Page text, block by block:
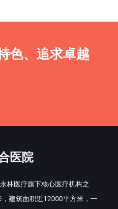
色、追求卓越
医院
林医疗旗下核心医疗机构之
建筑面积近12000平方米，一